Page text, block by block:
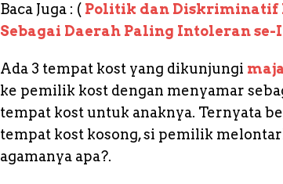
Baca Juga : ( Politik dan Diskriminatif
Sebagai Daerah Paling Intoleran se-
Ada 3 tempat kost yang dikunjungi
ke pemilik kost dengan menyamar
tempat kost untuk anaknya. Ternyata
tempat kost kosong, si pemilik
agamanya apa?.